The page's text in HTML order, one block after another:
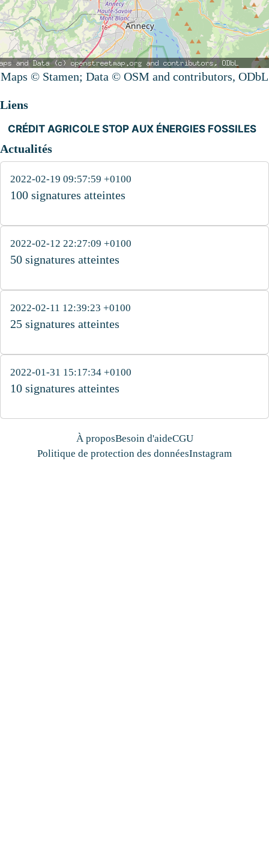
Maps © Stamen; Data © OSM and contributors, ODbL
Liens
CRÉDIT AGRICOLE STOP AUX ÉNERGIES FOSSILES
Actualités
2022-02-19 09:57:59 +0100
100 signatures atteintes
2022-02-12 22:27:09 +0100
50 signatures atteintes
2022-02-11 12:39:23 +0100
25 signatures atteintes
2022-01-31 15:17:34 +0100
10 signatures atteintes
À proposBesoin d'aideCGU
Politique de protection des donnéesInstagram